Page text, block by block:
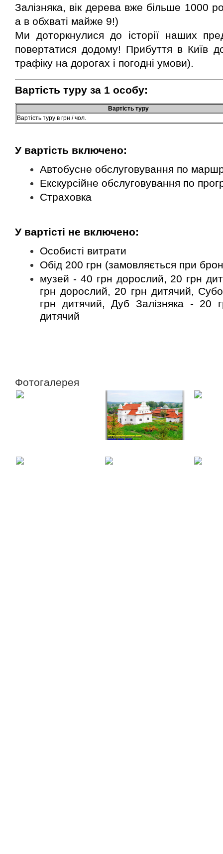
Залізняка, вік дерева вже більше 1000
а в обхваті майже 9!)
Ми доторкнулися до історії наших
повертатися додому! Прибуття в Київ
трафіку на дорогах і погодні умови).
Вартість туру за 1 особу:
Вартість туру
Вартість туру в грн / чол.
У вартість включено:
Автобусне обслуговування по
Екскурсійне обслуговування по
Страховка
У вартісті не включено:
Особисті витрати
Обід 200 грн (замовляється при
музей - 40 грн дорослий, 20 грн
грн дорослий, 20 грн дитячий,
грн дитячий, Дуб Залізняка - 20
дитячий
Фотогалерея